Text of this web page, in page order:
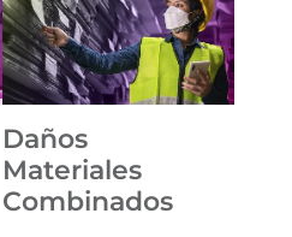
Daños
Materiales
Combinados